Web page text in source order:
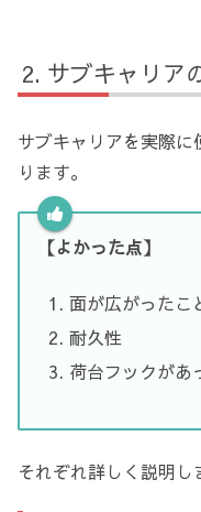
サブキャリア
サブキャリアを実際に
ります。
【よかった点】
面が広がったこ
耐久性
荷台フックがあ
それぞれ詳しく説明し